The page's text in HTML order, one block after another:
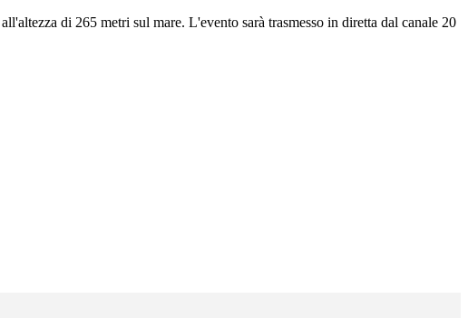
di 265 metri sul mare. L'evento sarà trasmesso in diretta dal canale 20